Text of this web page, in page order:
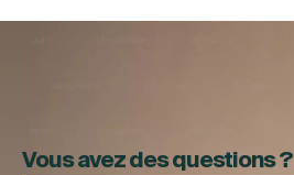
Vous avez des questions ?